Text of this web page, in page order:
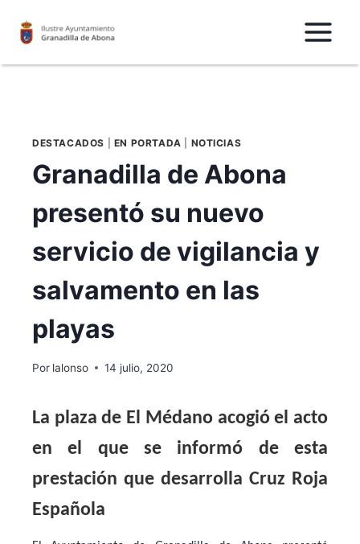
DESTACADOS EN PORTADA NOTICIAS
Granadilla de Abona
presentó su nuevo
servicio de vigilancia y
salvamento en las
playas
Por lalonso 14 julio, 2020
La plaza de El Médano acogió el acto
en el que se informó de esta
prestación que desarrolla Cruz Roja
Española